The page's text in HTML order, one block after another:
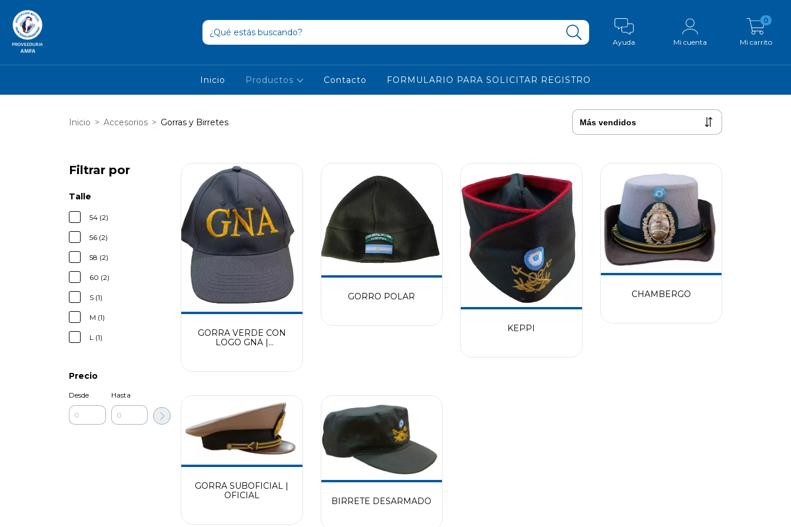
Ayuda Mi cuenta Mi carrito
0
Inicio Productos Contacto FORMULARIO PARA SOLICITAR REGISTRO
Inicio > Accesorios > Gorras y Birretes
Filtrar por
Talle
54 (2)
56 (2)
58 (2)
60 (2)
S (1)
M (1)
L (1)
Precio
Desde Hasta
GORRA VERDE CON
LOGO GNA |
GORRO POLAR
KEPPI
CHAMBERGO
GORRA SUBOFICIAL |
OFICIAL
BIRRETE DESARMADO